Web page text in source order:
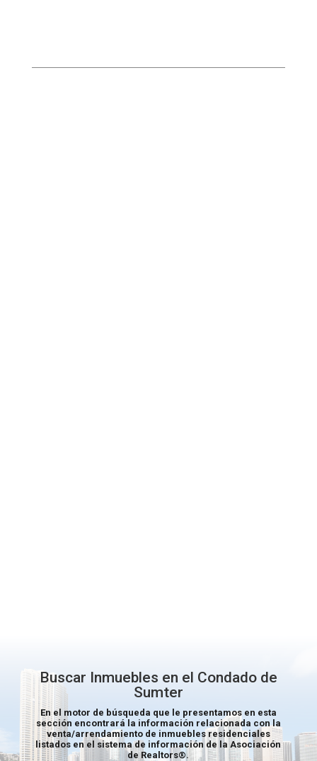
Buscar Inmuebles en el Condado de
Sumter
En el motor de búsqueda que le presentamos en esta
sección encontrará la información relacionada con la
venta/arrendamiento de inmuebles residenciales
listados en el sistema de información de la Asociación
de Realtors®.